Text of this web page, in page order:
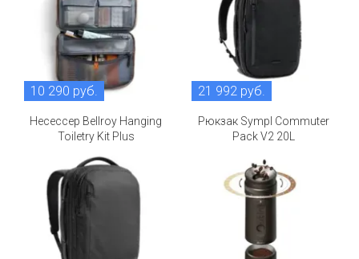
10 290 руб.
Несессер Bellroy Hanging
Toiletry Kit Plus
21 992 руб.
Рюкзак Sympl Commuter
Pack V2 20L